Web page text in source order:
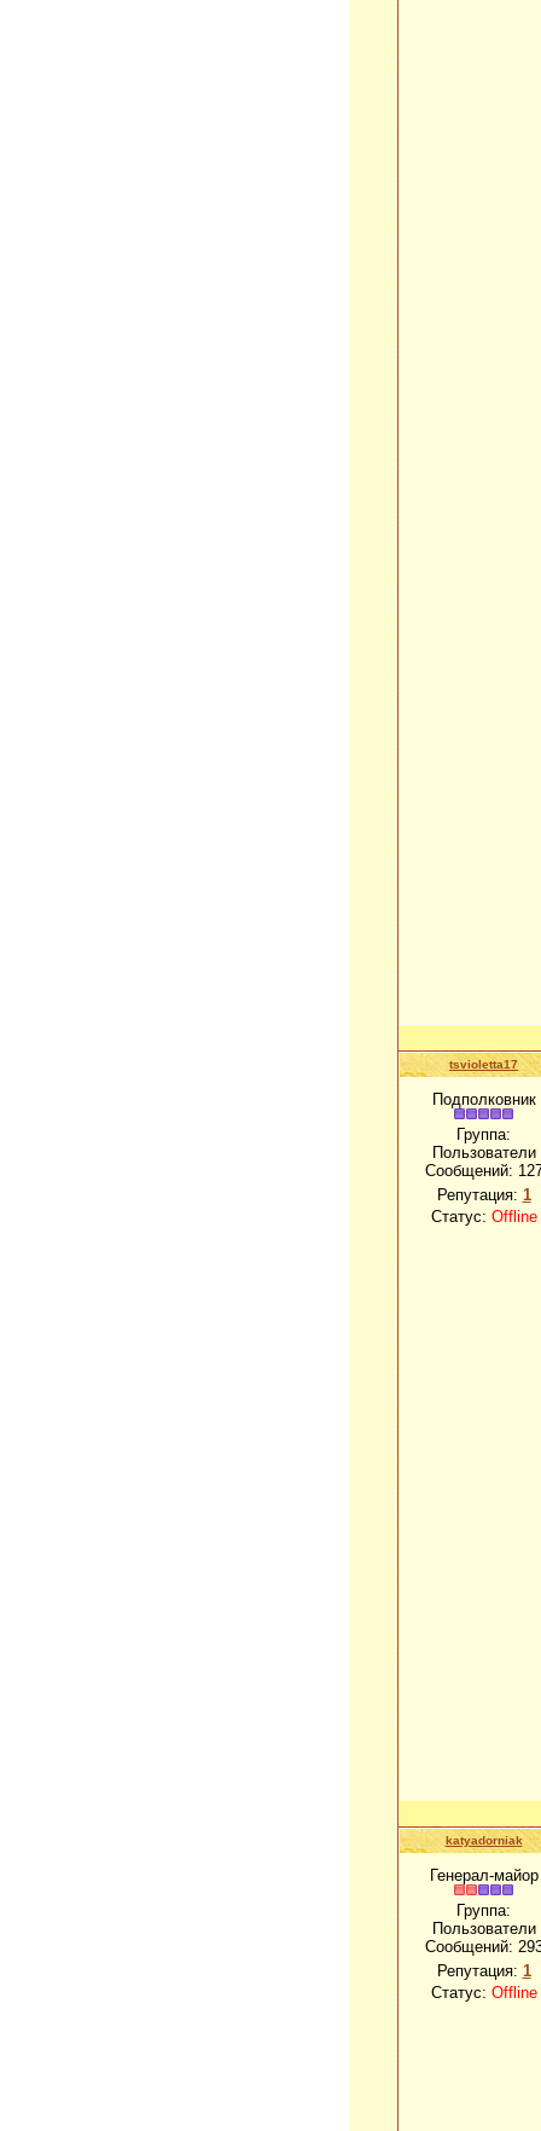
tsvioletta17
Подполковник
Группа:
Пользователи
Сообщений:
Репутация: 1
Статус: Offline
katyadorniak
Генерал-майор
Группа:
Пользователи
Сообщений:
Репутация: 1
Статус: Offline